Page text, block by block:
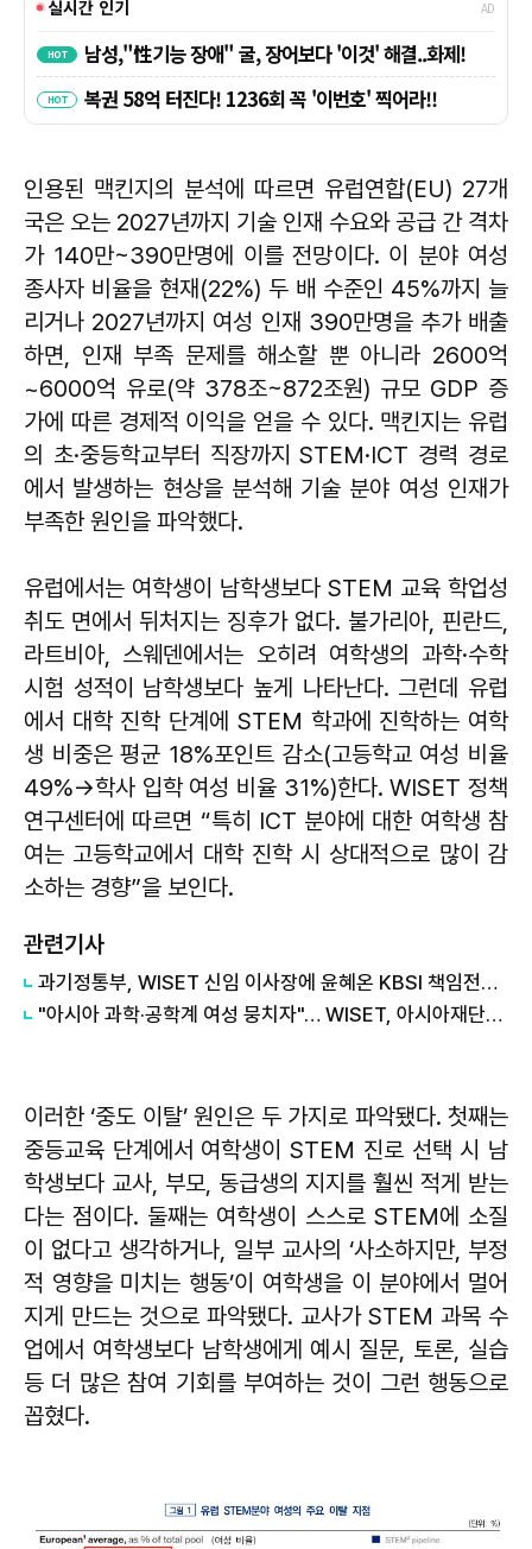
인용된 맥킨지의 분석에 따르면 유럽연합(EU) 27개
국은 오는 2027년까지 기술 인재 수요와 공급 간 격차
가 140만~390만명에 이를 전망이다. 이 분야 여성
종사자 비율을 현재(22%) 두 배 수준인 45%까지 늘
리거나 2027년까지 여성 인재 390만명을 추가 배출
하면, 인재 부족 문제를 해소할 뿐 아니라 2600억
~6000억 유로(약 378조~872조원) 규모 GDP 증
가에 따른 경제적 이익을 얻을 수 있다. 맥킨지는 유럽
의 초·중등학교부터 직장까지 STEM·ICT 경력 경로
에서 발생하는 현상을 분석해 기술 분야 여성 인재가
부족한 원인을 파악했다.
유럽에서는 여학생이 남학생보다 STEM 교육 학업성
취도 면에서 뒤처지는 징후가 없다. 불가리아, 핀란드,
라트비아, 스웨덴에서는 오히려 여학생의 과학·수학
시험 성적이 남학생보다 높게 나타난다. 그런데 유럽
에서 대학 진학 단계에 STEM 학과에 진학하는 여학
생 비중은 평균 18%포인트 감소(고등학교 여성 비율
49%→학사 입학 여성 비율 31%)한다. WISET 정책
연구센터에 따르면 “특히 ICT 분야에 대한 여학생 참
여는 고등학교에서 대학 진학 시 상대적으로 많이 감
소하는 경향”을 보인다.
관련기사
과기정통부, WISET 신임 이사장에 윤혜온 KBSI 책임전문연구위원 임명
"아시아 과학·공학계 여성 뭉치자"… WISET, 아시아재단과 국제협력 협약
이러한 ‘중도 이탈’ 원인은 두 가지로 파악됐다. 첫째는
중등교육 단계에서 여학생이 STEM 진로 선택 시 남
학생보다 교사, 부모, 동급생의 지지를 훨씬 적게 받는
다는 점이다. 둘째는 여학생이 스스로 STEM에 소질
이 없다고 생각하거나, 일부 교사의 ‘사소하지만, 부정
적 영향을 미치는 행동’이 여학생을 이 분야에서 멀어
지게 만드는 것으로 파악됐다. 교사가 STEM 과목 수
업에서 여학생보다 남학생에게 예시 질문, 토론, 실습
등 더 많은 참여 기회를 부여하는 것이 그런 행동으로
꼽혔다.